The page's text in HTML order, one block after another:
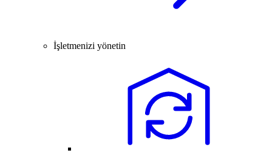
İşletmenizi yönetin